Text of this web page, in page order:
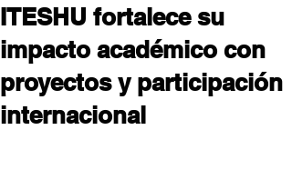
ITESHU fortalece su
impacto académico con
proyectos y participación
internacional